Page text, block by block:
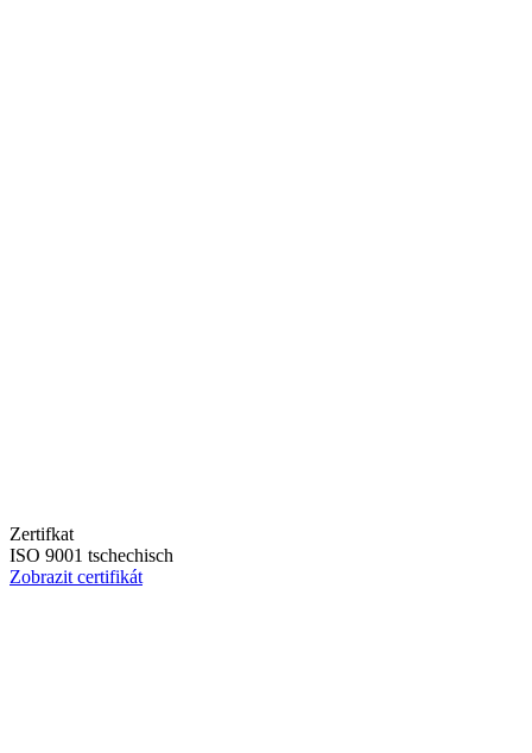
Zertifkat
ISO 9001 tschechisch
Zobrazit certifikát